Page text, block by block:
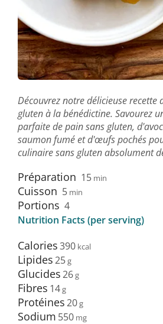
Découvrez notre délicieuse recette
gluten à la bénédictine. Savourez
parfaite de pain sans gluten,
saumon fumé et d'œufs pochés
culinaire sans gluten absolument
Préparation 15 min
Cuisson 5 min
Portions 4
Nutrition Facts (per serving)
Calories390
Lipides25
Glucides26
Fibres 14
Protéines20
Sodium 550